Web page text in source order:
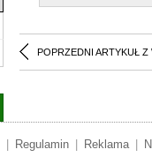
POPRZEDNI ARTYKUŁ Z
Regulamin Reklama